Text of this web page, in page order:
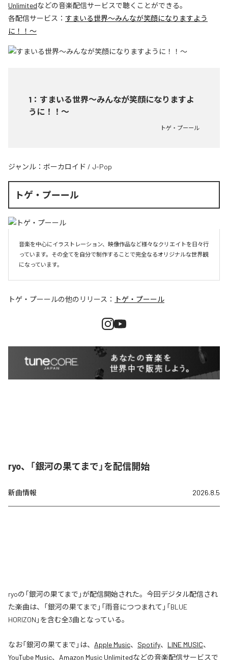
Unlimitedなどの音楽配信サービスで聴くことができる。
各配信サービス： すまいる世界〜みんなが笑顔になりますよう
に！！〜
1 ： すまいる世界〜みんなが笑顔になりますよ
うに！！〜
トゲ・プーール
ジャンル： ボーカロイド / J-Pop
トゲ・プーール
音楽を中心にイラストレーション、映像作品など様々なクリエイトを日々行
っています。その全てを自分で制作することで完全なるオリジナルな世界観
になっています。
トゲ・プーールの他のリリース： トゲ・プーール
ryo、「銀河の果てまで」を配信開始
新曲情報 2026.8.5
ryoの「銀河の果てまで」が配信開始された。今回デジタル配信され
た楽曲は、「銀河の果てまで」「雨音につつまれて」「BLUE
HORIZON」を含む全3曲となっている。
なお「銀河の果てまで 」は、 Apple Music、 Spotify、 LINE MUSIC、
YouTube Music、 Amazon Music Unlimitedなどの音楽配信サービスで